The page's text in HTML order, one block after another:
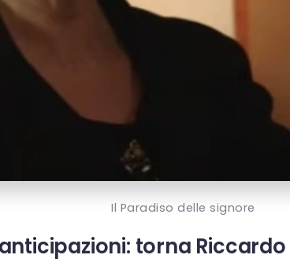
Il Paradiso delle signore
anticipazioni: torna